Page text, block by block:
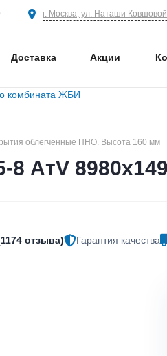
г. Москва, ул. Наташи
Доставка Акции
облегченные ПНО. Высота 160 мм
АтV
отзыва) Гарантия качества